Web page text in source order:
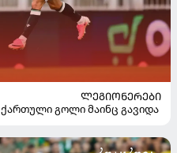
ᲚᲔᲒᲘᲝᲜᲔᲠᲔᲑᲘ
გოლი მაინც გავიდა